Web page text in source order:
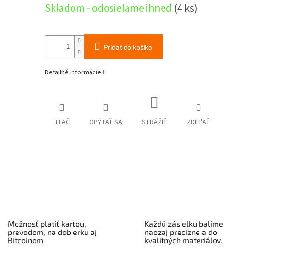
cena:
Skladom - odosielame ihneď(4 ks)
Pridať do košíka
Detailné informácie
TLAČ OPÝTAŤ SA STRÁŽIŤ ZDIEĽAŤ
Možnosť platiť kartou,
prevodom, na dobierku aj
Bitcoinom
Každú zásielku balíme
naozaj precízne a do
kvalitných materiálov.